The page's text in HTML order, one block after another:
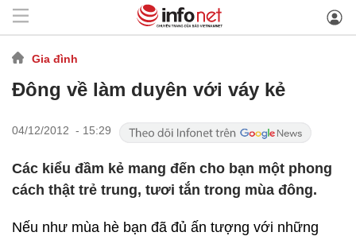
Gia đình
Đông về làm duyên với váy kẻ
04/12/2012 - 15:29
Các kiểu đầm kẻ mang đến cho bạn một phong
cách thật trẻ trung, tươi tắn trong mùa đông.
Nếu như mùa hè bạn đã đủ ấn tượng với những